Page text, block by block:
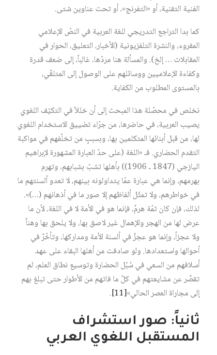
الفنية التقنية، أو «التفرنج»، أو تحت عناوين شتى.
كما بدا التراجع التدريجي للغة العربية في النصّ الإعلامي
المقروء، والنشرة التلفزيونية (الأخبار، التعليق، الحوار في
المقابلات … إلخ). والمسألة هنا مردّها، غالباً، إلى ضعف قدرة
وكفاءة الإعلاميين ووسائلهم على الوصول إلى المتلقّي،
بالمستوى المطلوب من الكفاية.
نخلص في محصّلة هذا المبحث إلى أن خللاً في التكيّف اللغوي
يصيب العربية، في حاضرها، من جرّاء تضييق الاستخدام اللغوي
لها، من قبل أبنائها المتكلمين بها، وبسببٍ من تخلّفهم في مواكبة
التقدم الحضاري. فـ «اللغة (على حدّ العبارة المشهورة لإبراهيم
اليازجي (1847 ـ 1906)) بأهلها تشبّ بشبابهم، وتهرم
بهرمهم، وإنما هي عبارة عمّا يتداولونه بينهم، لا تعدو ألسنتهم ما
في خواطرهم، ولا تمثّل ألفاظهم إلا صور ما في أذهانهم (…)».
لذلك، فإن كان ثمّة هرمٌ، فإنما هو في الأمة لا في اللغة، لأن ما
عرض لها من الهجر والإهمال غير لاصق بها، ولا يلحق بها وهناً
ولا عجزاً، وإنما هو عجزٌ في ألسنة الأمة ومداركها، وتأخّرٌ في
أحوالها واستعدادها. ولو صادفت من أهلها البقاء على عهد
أسلافهم من السعي في سُبُل الحضارة وتوسيع نطاق العلم، لم
تقصِّر عن مشايعتهم في كلّ ما فاتهم من الأطوار حتى تبلغ بهم
إلى مجاراة العصر الحالي»[11]
.
ثانياً: صور استشراف
المستقبل اللغوي العربي